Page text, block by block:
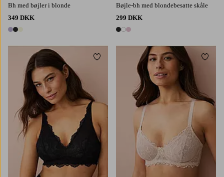
Bh med bøjler i blonde
349 DKK
3 farver
Bøjle-bh med blondebesatte skåle
299 DKK
3 farver
Tilføj til favoritter
XL